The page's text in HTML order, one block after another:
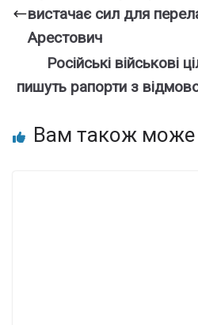
вистачає сил для
Арестович
Російські військові
пишуть рапорти з
Вам також може